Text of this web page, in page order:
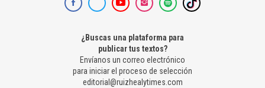
¿Buscas una plataforma para
publicar tus textos?
Envíanos un correo electrónico
para iniciar el proceso de selección
editorial@ruizhealytimes.com